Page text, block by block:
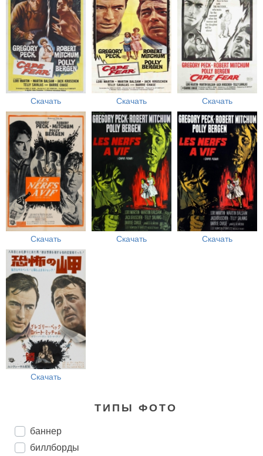
Скачать Скачать Скачать
Скачать Скачать Скачать
Скачать
ТИПЫ ФОТО
баннер
биллборды